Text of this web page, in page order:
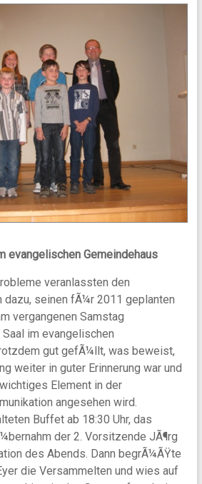
evangelischen Gemeindehaus
veranlassten den
dazu, seinen fÃ¼r 2011 geplanten
vergangenen Samstag
im evangelischen
gut gefÃ¼llt, was beweist,
weiter in guter Erinnerung war und
Element in der
angesehen wird.
Buffet ab 18:30 Uhr, das
der 2. Vorsitzende JÃ¶rg
des Abends. Dann begrÃ¼ÃŸte
die Versammelten und wies auf